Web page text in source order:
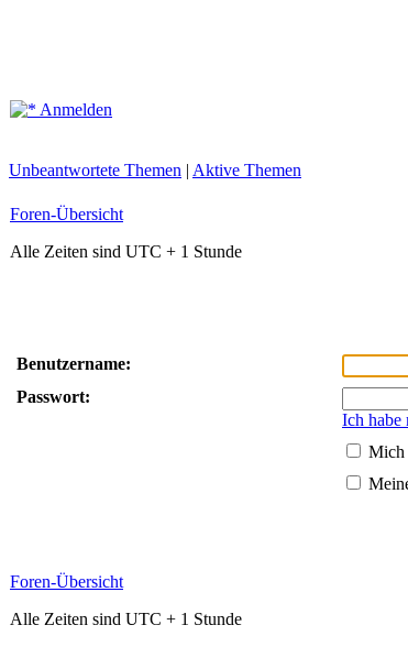
Anmelden
Unbeantwortete Themen | Aktive Themen
Foren-Übersicht
Alle Zeiten sind UTC + 1 Stunde
Benutzername:
Passwort:
Ich habe
Mich
Foren-Übersicht
Alle Zeiten sind UTC + 1 Stunde